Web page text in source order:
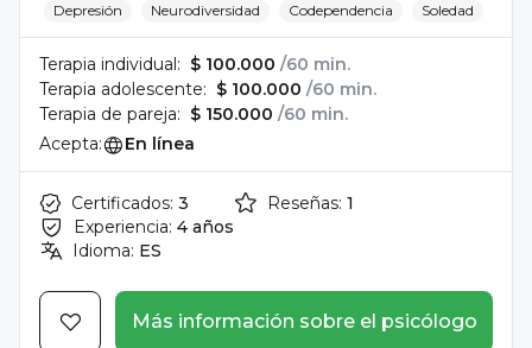
Depresión Neurodiversidad Codependencia Soledad
Terapia individual: $ 100.000 /60 min.
Terapia adolescente: $ 100.000 /60 min.
Terapia de pareja: $ 150.000 /60 min.
Acepta:
En línea
Certificados: 3
Experiencia: 4 años
Idioma: ES
Reseñas: 1
Más información sobre el psicólogo